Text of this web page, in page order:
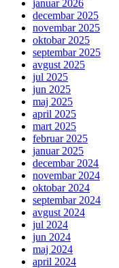
januar 2026
decembar 2025
novembar 2025
oktobar 2025
septembar 2025
avgust 2025
jul 2025
jun 2025
maj 2025
april 2025
mart 2025
februar 2025
januar 2025
decembar 2024
novembar 2024
oktobar 2024
septembar 2024
avgust 2024
jul 2024
jun 2024
maj 2024
april 2024